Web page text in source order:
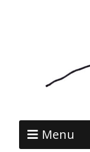
Menu